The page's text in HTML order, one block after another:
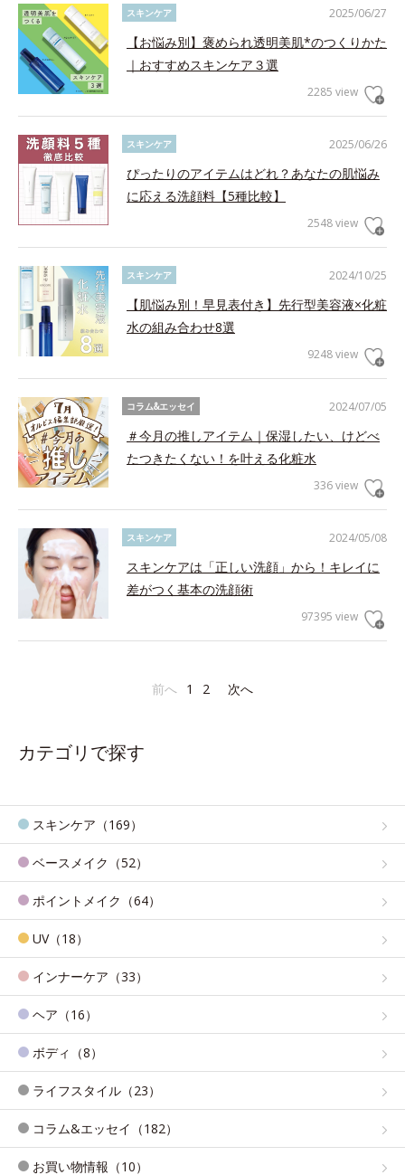
2025/06/27
スキンケア
【お悩み別】褒められ透明美肌*のつくりかた
｜おすすめスキンケア３選
2285 view
2025/06/26
スキンケア
ぴったりのアイテムはどれ？あなたの肌悩み
に応える洗顔料【5種比較】
2548 view
2024/10/25
スキンケア
【肌悩み別！早見表付き】先行型美容液×化粧
水の組み合わせ8選
9248 view
2024/07/05
コラム&エッセイ
＃今月の推しアイテム｜保湿したい、けどべ
たつきたくない！を叶える化粧水
336 view
2024/05/08
スキンケア
スキンケアは「正しい洗顔」から！キレイに
差がつく基本の洗顔術
97395 view
前へ 1 2 次へ
カテゴリで探す
スキンケア（169）
ベースメイク（52）
ポイントメイク（64）
UV（18）
インナーケア（33）
ヘア（16）
ボディ（8）
ライフスタイル（23）
コラム&エッセイ（182）
お買い物情報（10）